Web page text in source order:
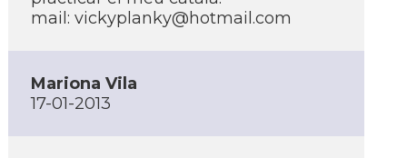
mail: vickyplanky@hotmail.com
Mariona Vila
17-01-2013